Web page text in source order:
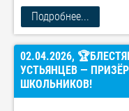
Подробнее...
02.04.2026,
УСТЬЯНЦЕВ —
ШКОЛЬНИКОВ!